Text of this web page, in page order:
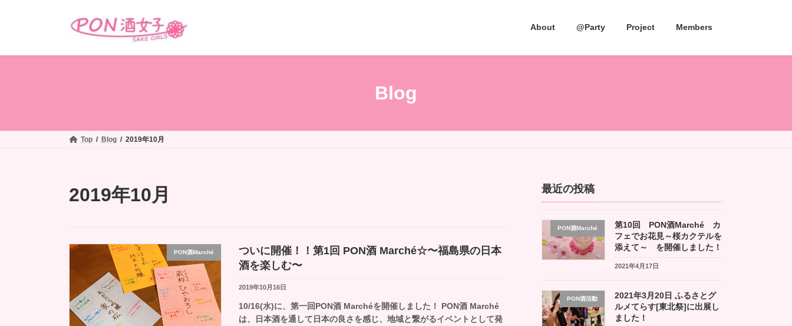
ツ
シ
About @Party Project Members
Blog
Top Blog 2019年10月
2019年10月
PON酒Marché
ついに開催！！第1回 PON酒 Marché☆〜福島県の日本
酒を楽しむ〜
2019年10月16日
10/16(水)に、第一回PON酒 Marchéを開催しました！ PON酒 Marché
は、日本酒を通して日本の良さを感じ、地域と繋がるイベントとして発
最近の投稿
PON酒Marché
第10回 PON酒Marché カ
フェでお花見～桜カクテルを
添えて～ を開催しました！
2021年4月17日
PON酒活動
2021年3月20日 ふるさとグ
ルメてらす[東北祭]に出展し
ました！